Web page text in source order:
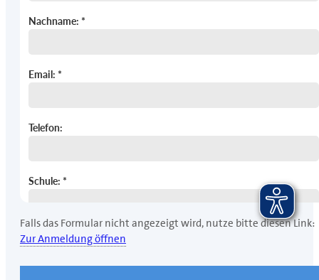
Falls das Formular nicht angezeigt wird, nutze bitte diesen Link:
Zur Anmeldung öffnen